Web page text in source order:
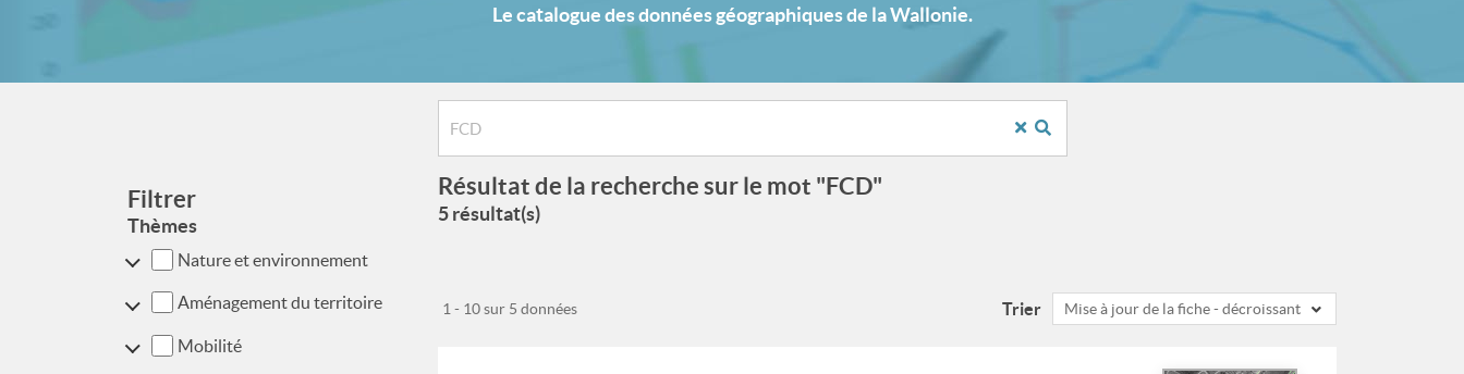
Le catalogue des données géographiques de la Wallonie.
Filtrer
Thèmes
Nature et environnement
Aménagement du territoire
Mobilité
Résultat de la recherche sur le mot "FCD"
5 résultat(s)
Trier Mise à jour de la fiche - décroissant
1 - 10 sur 5 données